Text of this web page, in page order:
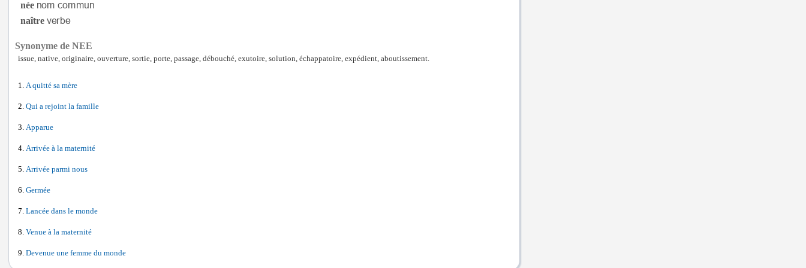
née
naître
Synonyme de NEE
issue, native, originaire, ouverture, sortie, porte, passage, débouché, exutoire, solution, échappatoire, expédient, aboutissement.
A quitté sa mère
Qui a rejoint la famille
Apparue
Arrivée à la maternité
Arrivée parmi nous
Germée
Lancée dans le monde
Venue à la maternité
Devenue une femme du monde